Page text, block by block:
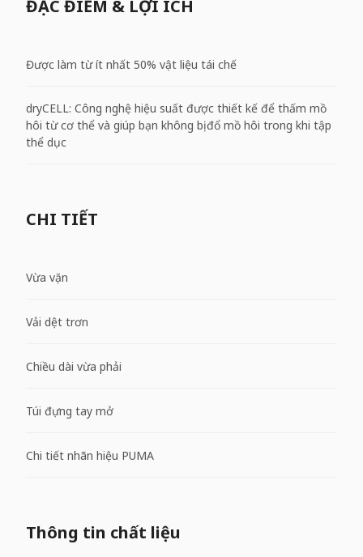
ĐẶC ĐIỂM & LỢI ÍCH
Được làm từ ít nhất 50% vật liệu tái chế
dryCELL: Công nghệ hiệu suất được thiết kế để thấm mồ
hôi từ cơ thể và giúp bạn không bị đổ mồ hôi trong khi tập
thể dục
CHI TIẾT
Vừa vặn
Vải dệt trơn
Chiều dài vừa phải
Túi đựng tay mở
Chi tiết nhãn hiệu PUMA
Thông tin chất liệu